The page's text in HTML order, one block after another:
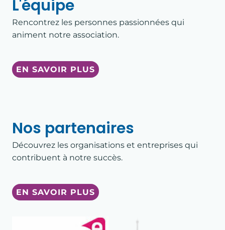
L'ÉQUIPE
L'équipe
Rencontrez les personnes passionnées qui
animent notre association.
EN SAVOIR PLUS
Nos partenaires
Découvrez les organisations et entreprises qui
contribuent à notre succès.
EN SAVOIR PLUS